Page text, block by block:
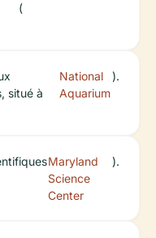
(
situé à
National
Aquarium
).
Maryland
Science
Center
).